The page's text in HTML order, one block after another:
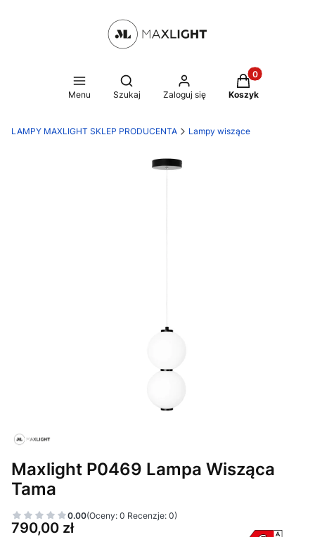
Menu
Otwórz wyszukiwarkę
Szukaj Zaloguj się
Produkty w
Koszyk
LAMPY MAXLIGHT SKLEP PRODUCENTA Lampy wiszące
Maxlight P0469 Lampa Wisząca
Tama
0.00(Oceny: 0 Recenzje: 0)
Cena
790,00 zł